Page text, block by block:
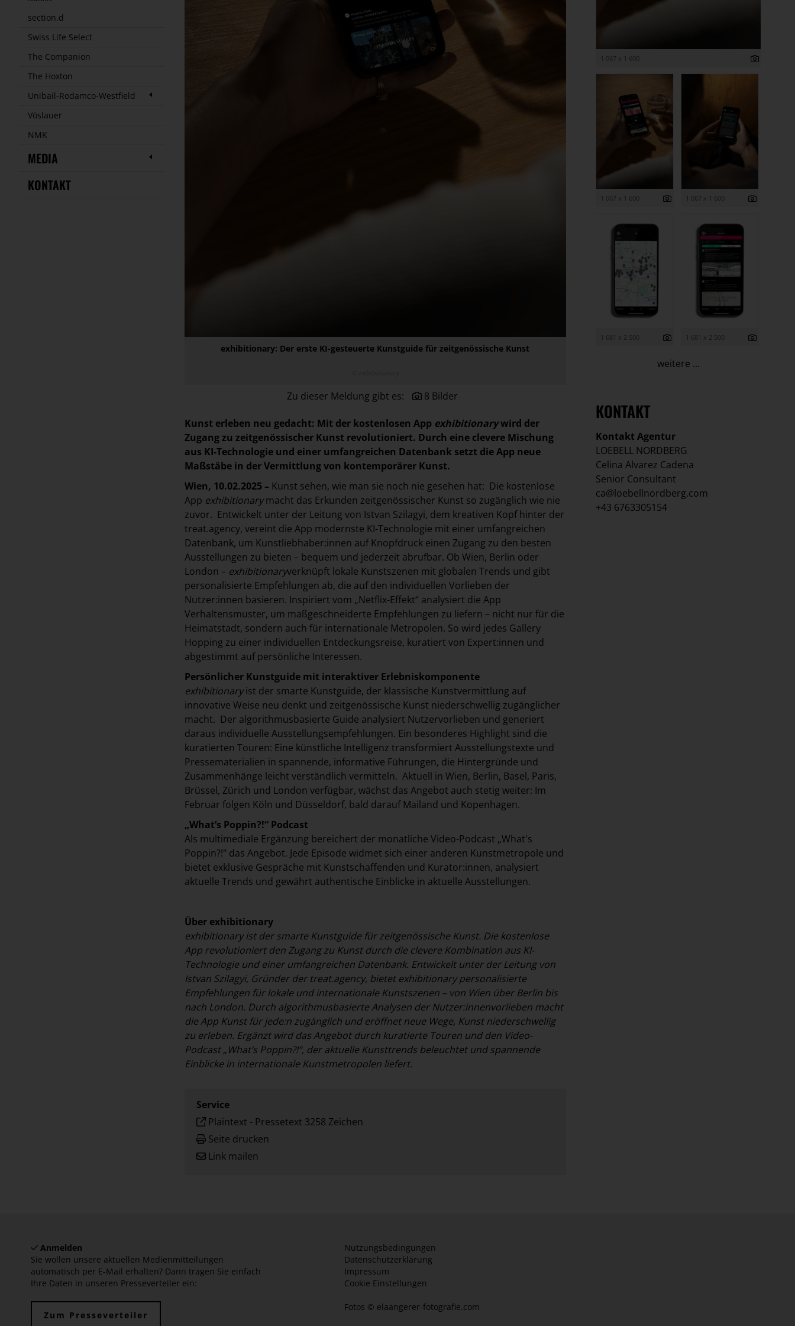
section.d
Swiss Life Select
The Companion
The Hoxton
Unibail-Rodamco-Westfield
Vöslauer
NMK
MEDIA
KONTAKT
exhibitionary: Der erste KI-gesteuerte Kunstguide für zeitgenössische Kunst
Zu dieser Meldung gibt es: 8 Bilder
Kunst erleben neu gedacht: Mit der kostenlosen App exhibitionarywird der
Zugang zu zeitgenössischer Kunst revolutioniert. Durch eine clevere Mischung
aus KI-Technologie und einer umfangreichen Datenbank setzt die App neue
Maßstäbe in der Vermittlung von kontemporärer Kunst.
Wien, 10.02.2025 – Kunst sehen, wie man sie noch nie gesehen hat: Die kostenlose
App exhibitionarymacht das Erkunden zeitgenössischer Kunst so zugänglich wie nie
zuvor. Entwickelt unter der Leitung von Istvan Szilagyi, dem kreativen Kopf hinter der
treat.agency, vereint die App modernste KI-Technologie mit einer umfangreichen
Datenbank, um Kunstliebhaber:innen auf Knopfdruck einen Zugang zu den besten
Ausstellungen zu bieten – bequem und jederzeit abrufbar. Ob Wien, Berlin oder
London – exhibitionaryverknüpft lokale Kunstszenen mit globalen Trends und gibt
personalisierte Empfehlungen ab, die auf den individuellen Vorlieben der
Nutzer:innen basieren. Inspiriert vom „Netflix-Effekt“ analysiert die App
Verhaltensmuster, um maßgeschneiderte Empfehlungen zu liefern – nicht nur für die
Heimatstadt, sondern auch für internationale Metropolen. So wird jedes Gallery
Hopping zu einer individuellen Entdeckungsreise, kuratiert von Expert:innen und
abgestimmt auf persönliche Interessen.
Persönlicher Kunstguide mit interaktiver Erlebniskomponente
exhibitionaryist der smarte Kunstguide, der klassische Kunstvermittlung auf
innovative Weise neu denkt und zeitgenössische Kunst niederschwellig zugänglicher
macht. Der algorithmusbasierte Guide analysiert Nutzervorlieben und generiert
daraus individuelle Ausstellungsempfehlungen. Ein besonderes Highlight sind die
kuratierten Touren: Eine künstliche Intelligenz transformiert Ausstellungstexte und
Pressematerialien in spannende, informative Führungen, die Hintergründe und
Zusammenhänge leicht verständlich vermitteln. Aktuell in Wien, Berlin, Basel, Paris,
Brüssel, Zürich und London verfügbar, wächst das Angebot auch stetig weiter: Im
Februar folgen Köln und Düsseldorf, bald darauf Mailand und Kopenhagen.
„What’s Poppin?!“ Podcast
Als multimediale Ergänzung bereichert der monatliche Video-Podcast „What's
Poppin?!" das Angebot. Jede Episode widmet sich einer anderen Kunstmetropole und
bietet exklusive Gespräche mit Kunstschaffenden und Kurator:innen, analysiert
aktuelle Trends und gewährt authentische Einblicke in aktuelle Ausstellungen.
Über exhibitionary
exhibitionary ist der smarte Kunstguide für zeitgenössische Kunst. Die kostenlose
App revolutioniert den Zugang zu Kunst durch die clevere Kombination aus KI-
Technologie und einer umfangreichen Datenbank. Entwickelt unter der Leitung von
Istvan Szilagyi, Gründer der treat.agency, bietet exhibitionary personalisierte
Empfehlungen für lokale und internationale Kunstszenen – von Wien über Berlin bis
nach London. Durch algorithmusbasierte Analysen der Nutzer:innenvorlieben macht
die App Kunst für jede:n zugänglich und eröffnet neue Wege, Kunst niederschwellig
zu erleben. Ergänzt wird das Angebot durch kuratierte Touren und den Video-
Podcast „What’s Poppin?!“, der aktuelle Kunsttrends beleuchtet und spannende
Einblicke in internationale Kunstmetropolen liefert.
Service
Plaintext - Pressetext 3258 Zeichen
Seite drucken
Link mailen
1 067 x 1 600
1 067 x 1 600 1 067 x 1 600
1 681 x 2 500 1 681 x 2 500
weitere ...
KONTAKT
Kontakt Agentur
LOEBELL NORDBERG
Celina Alvarez Cadena
Senior Consultant
ca@loebellnordberg.com
+43 6763305154
Anmelden
Sie wollen unsere aktuellen Medienmitteilungen
automatisch per E-Mail erhalten? Dann tragen Sie einfach
Ihre Daten in unseren Presseverteiler ein:
Zum Presseverteiler
Nutzungsbedingungen
Datenschutzerklärung
Impressum
Cookie Einstellungen
Fotos © elaangerer-fotografie.com